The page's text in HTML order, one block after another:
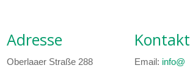
Adresse
Oberlaaer Straße 288
Kontakt
Email: info@